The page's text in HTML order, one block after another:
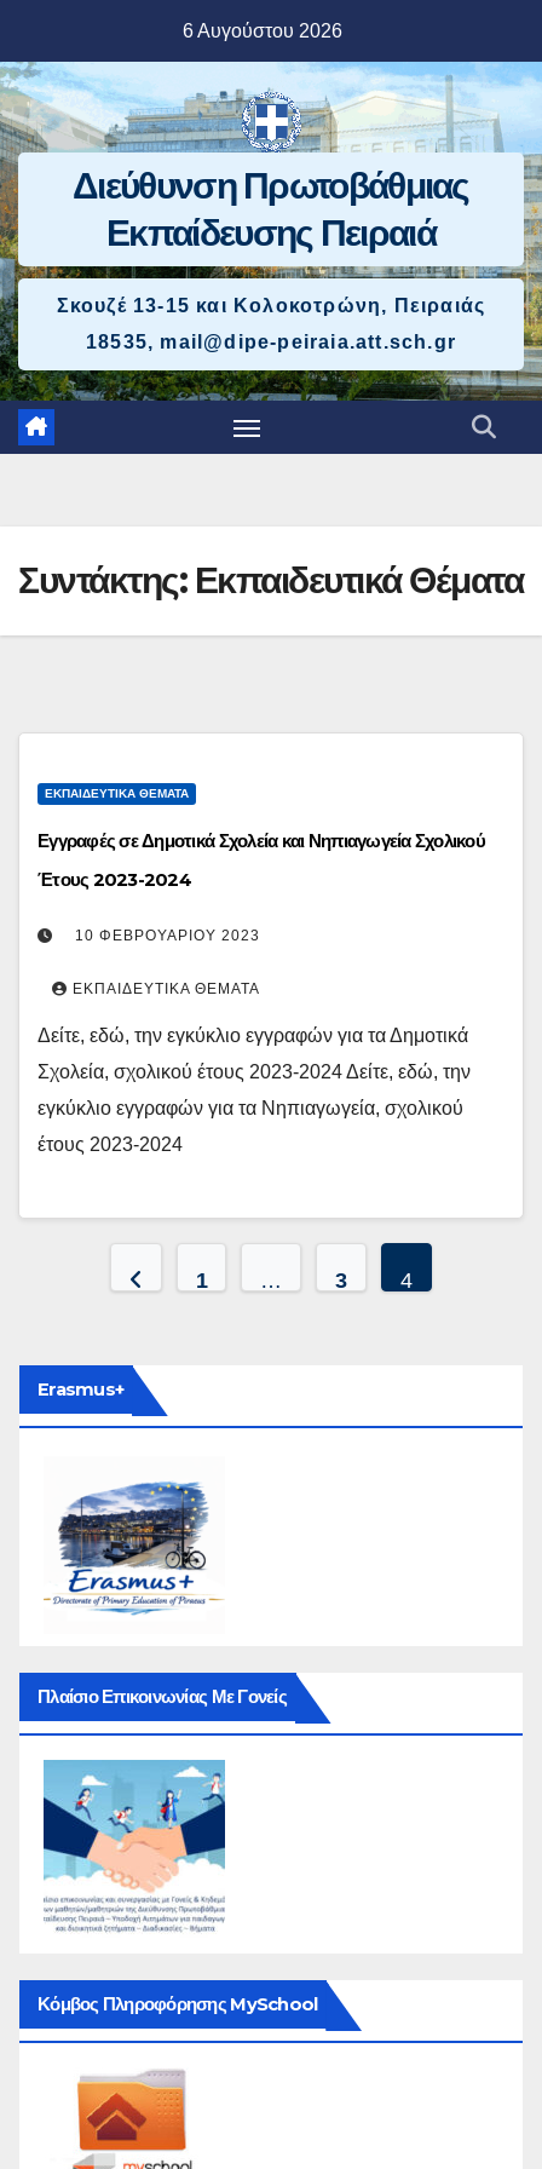
περιεχόμενο
6 Αυγούστου 2026
Διεύθυνση Πρωτοβάθμιας
Εκπαίδευσης Πειραιά
Σκουζέ 13-15 και Κολοκοτρώνη, Πειραιάς
18535, mail@dipe-peiraia.att.sch.gr
Συντάκτης: Εκπαιδευτικά Θέματα
ΕΚΠΑΙΔΕΥΤΙΚΆ ΘΈΜΑΤΑ
Εγγραφές σε Δημοτικά Σχολεία και Νηπιαγωγεία Σχολικού
Έτους 2023-2024
10 ΦΕΒΡΟΥΑΡΊΟΥ 2023
ΕΚΠΑΙΔΕΥΤΙΚΆ ΘΈΜΑΤΑ
Δείτε, εδώ, την εγκύκλιο εγγραφών για τα Δημοτικά
Σχολεία, σχολικού έτους 2023-2024 Δείτε, εδώ, την
εγκύκλιο εγγραφών για τα Νηπιαγωγεία, σχολικού
έτους 2023-2024
Σελιδοποίηση
1 … 3 4
Erasmus+
Πλαίσιο Επικοινωνίας Με Γονείς
Κόμβος Πληροφόρησης MySchool